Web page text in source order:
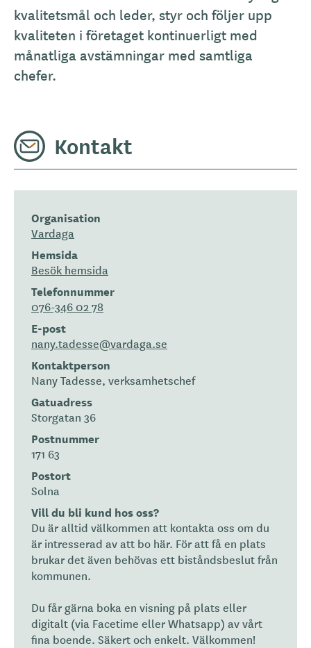
kvalitetsmål och leder, styr och följer upp
kvaliteten i företaget kontinuerligt med
månatliga avstämningar med samtliga
chefer.
Kontakt
Organisation
Vardaga
Hemsida
Besök hemsida
Telefonnummer
076-346 02 78
E-post
nany.tadesse@vardaga.se
Kontaktperson
Nany Tadesse, verksamhetschef
Gatuadress
Storgatan 36
Postnummer
171 63
Postort
Solna
Vill du bli kund hos oss?
Du är alltid välkommen att kontakta oss om du
är intresserad av att bo här. För att få en plats
brukar det även behövas ett biståndsbeslut från
kommunen.
Du får gärna boka en visning på plats eller
digitalt (via Facetime eller Whatsapp) av vårt
fina boende. Säkert och enkelt. Välkommen!